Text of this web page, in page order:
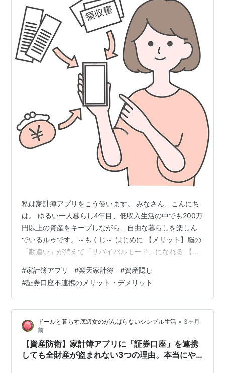
私は家計簿アプリをこう使います。 みなさん、こんにち
は。 ゆるい一人暮らし4年目、低収入生活の中でも200万
円以上の資産をキープしながら、自由な暮らしを楽しん
でいるルゥです。～もくじ～ はじめに 【メリット】脳の
「勘違い」が消えて「サバイバルモード」になれる 【デ
私には「見えないお守り」にするのが正解だった はじめ
に これまで、コツコツ4年かけてインデックス投資で200
万円（うち40万円は含み益！）の資産を作ってきた私で
すが、先日、ある「大きくて大胆な決断」をしました。
それは、毎日使っている家計簿アプリから、証券口座の
連携をあえて削除（非表…
#家計簿アプリ #楽天家計簿 #資産隠し
#証券口座不連携のメリット・デメリット
ドールと暮らす底辺女のがんばらないシンプル生活 • 3ヶ月
前
【資産防衛】家計簿アプリに「証券口座」を連携
しても全財産が盗まれない3つの理由。本当にや